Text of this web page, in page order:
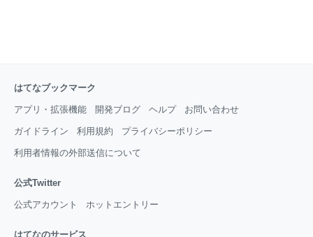
はてなブックマーク
アプリ・拡張機能 開発ブログ ヘルプ お問い合わせ
ガイドライン 利用規約 プライバシーポリシー
利用者情報の外部送信について
公式Twitter
公式アカウント ホットエントリー
はてなのサービス